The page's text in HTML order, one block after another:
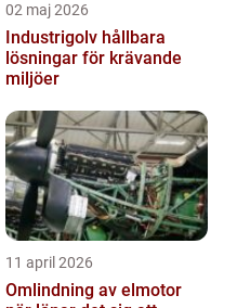
02 maj 2026
Industrigolv hållbara
lösningar för krävande
miljöer
11 april 2026
Omlindning av elmotor